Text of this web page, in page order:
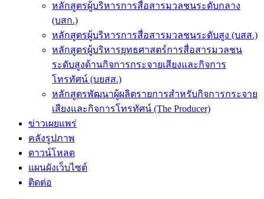
หลักสูตรผู้บริหารการสื่อสารมวลชนระดับกลาง
(บสก.)
หลักสูตรผู้บริหารการสื่อสารมวลชนระดับสูง (บสส.)
หลักสูตรผู้บริหารยุทธศาสตร์การสื่อสารมวลชน
ระดับสูงด้านกิจการกระจายเสียงและกิจการ
โทรทัศน์ (บยสส.)
หลักสูตรพัฒนาผู้ผลิตรายการสำหรับกิจการกระจาย
เสียงและกิจการโทรทัศน์ (The Producer)
ข่าวเผยแพร่
คลังรูปภาพ
ดาวน์โหลด
แผนผังเว็บไซต์
ติดต่อ